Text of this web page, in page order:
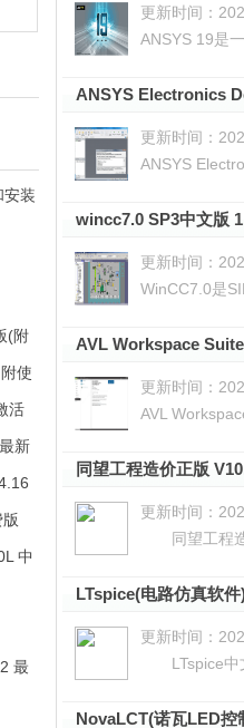
安装
(附
使
活
新
中
最
更新时间：
ANSYS 19是
升
ANSYS Electronics
更新时间：
ANSYS
wincc7.0 SP3中文版
更新时间：
WinCC7.0是
AVL Workspace
更新时间：
AVL
同望工程造价正版
更新时间：
同望工程造
LTspice(电路仿真软
更新时间：
LTspice中文
NovaLCT(诺瓦LED控